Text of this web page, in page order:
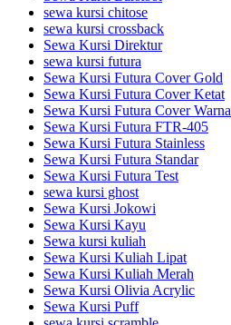
sewa kursi chitose
sewa kursi crossback
Sewa Kursi Direktur
sewa kursi futura
Sewa Kursi Futura Cover Gold
Sewa Kursi Futura Cover Ketat
Sewa Kursi Futura Cover Warna
Sewa Kursi Futura FTR-405
Sewa Kursi Futura Stainless
Sewa Kursi Futura Standar
Sewa Kursi Futura Test
sewa kursi ghost
Sewa Kursi Jokowi
Sewa Kursi Kayu
Sewa kursi kuliah
Sewa Kursi Kuliah Lipat
Sewa Kursi Kuliah Merah
Sewa Kursi Olivia Acrylic
Sewa Kursi Puff